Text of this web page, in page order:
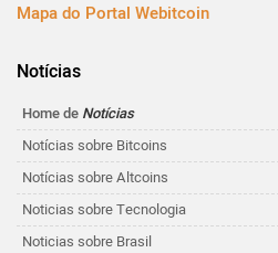
Mapa do Portal Webitcoin
Notícias
Home de Notícias
Notícias sobre Bitcoins
Notícias sobre Altcoins
Noticias sobre Tecnologia
Noticias sobre Brasil